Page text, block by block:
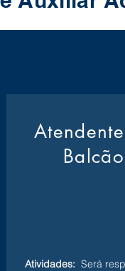
Balcão
Atividades: Será